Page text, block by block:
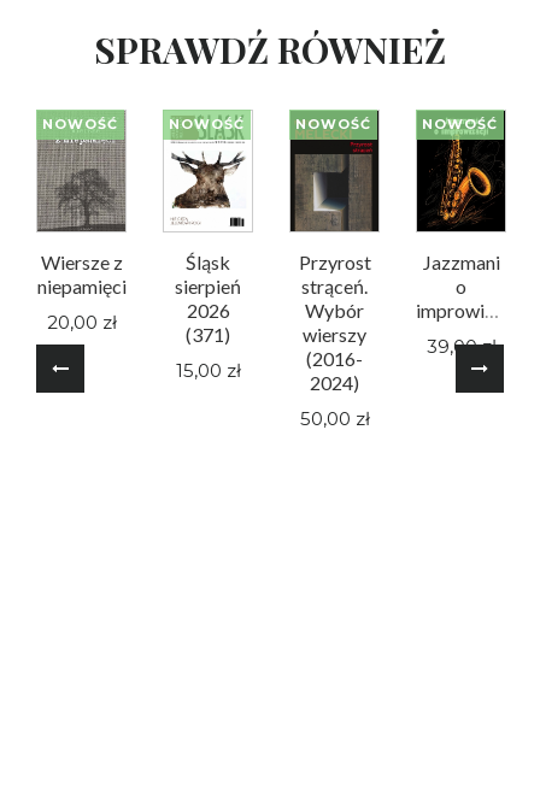
SPRAWDŹ RÓWNIEŻ
NOWOŚĆ
Wiersze z
niepamięci
20,00 zł
NOWOŚĆ
Śląsk
sierpień
2026
(371)
15,00 zł
NOWOŚĆ
Przyrost
strąceń.
Wybór
wierszy
(2016-
2024)
50,00 zł
NOWOŚĆ
Jazzmani
o
improwizacji
39,00 zł